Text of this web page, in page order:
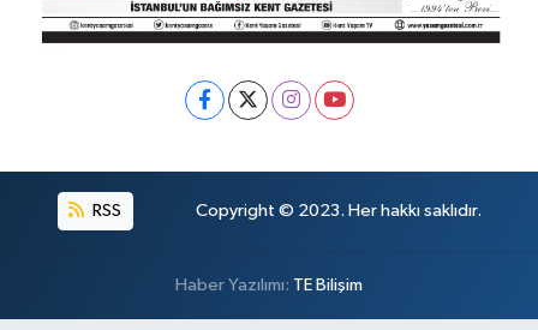
RSS Copyright © 2023. Her hakkı saklıdır.
Haber Yazılımı: TE Bilişim